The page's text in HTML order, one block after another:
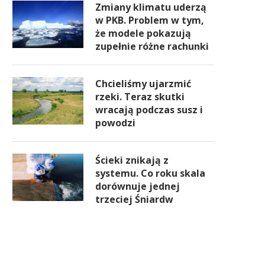
Zmiany klimatu uderzą
w PKB. Problem w tym,
że modele pokazują
zupełnie różne rachunki
Chcieliśmy ujarzmić
rzeki. Teraz skutki
wracają podczas susz i
powodzi
Ścieki znikają z
systemu. Co roku skala
dorównuje jednej
trzeciej Śniardw